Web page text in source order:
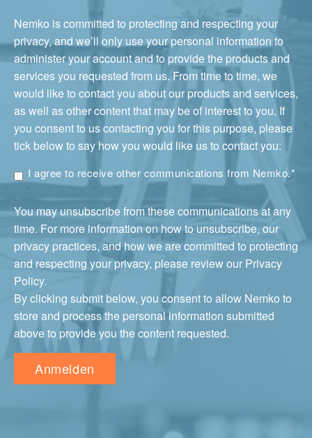
Nemko is committed to protecting and respecting your
privacy, and we’ll only use your personal information to
administer your account and to provide the products and
services you requested from us. From time to time, we
would like to contact you about our products and services,
as well as other content that may be of interest to you. If
you consent to us contacting you for this purpose, please
tick below to say how you would like us to contact you:
I agree to receive other communications from Nemko.*
You may unsubscribe from these communications at any
time. For more information on how to unsubscribe, our
privacy practices, and how we are committed to protecting
and respecting your privacy, please review our Privacy
Policy.
By clicking submit below, you consent to allow Nemko to
store and process the personal information submitted
above to provide you the content requested.